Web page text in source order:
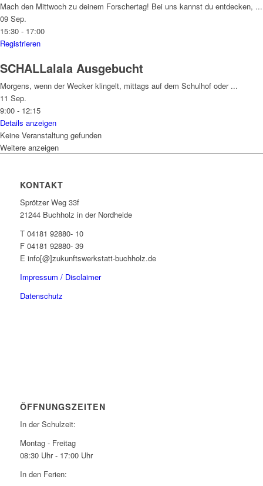
Mach den Mittwoch zu deinem Forschertag! Bei uns kannst du entdecken, ...
09 Sep.
15:30 - 17:00
Registrieren
SCHALLalala Ausgebucht
Morgens, wenn der Wecker klingelt, mittags auf dem Schulhof oder ...
11 Sep.
9:00 - 12:15
Details anzeigen
Keine Veranstaltung gefunden
Weitere anzeigen
KONTAKT
Sprötzer Weg 33f
21244 Buchholz in der Nordheide
T 04181 92880- 10
F 04181 92880- 39
E info[@]zukunftswerkstatt-buchholz.de
Impressum / Disclaimer
Datenschutz
ÖFFNUNGSZEITEN
In der Schulzeit:
Montag - Freitag
08:30 Uhr - 17:00 Uhr
In den Ferien: